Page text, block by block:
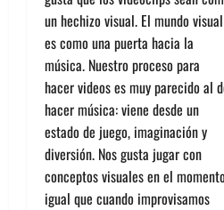
un hechizo visual. El mundo visual
es como una puerta hacia la
música. Nuestro proceso para
hacer videos es muy parecido al
hacer música: viene desde un
estado de juego, imaginación y
diversión. Nos gusta jugar con
conceptos visuales en el
igual que cuando improvisamos